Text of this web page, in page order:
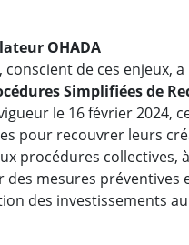
OHADA
conscient de ces enjeux,
Simplifiées de
le 16 février 2024,
pour recouvrer leurs
procédures
mesures préventives
des investissements